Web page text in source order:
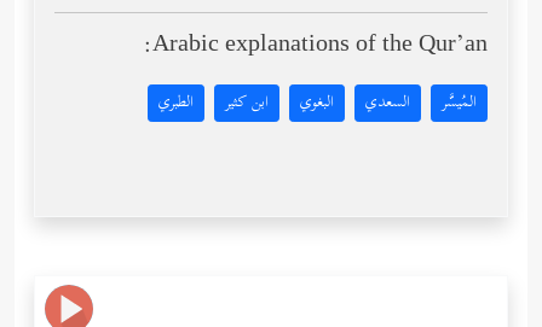
Arabic explanations of the Qur’an:
المُيسَّر السعدي البغوي ابن كثير الطبري